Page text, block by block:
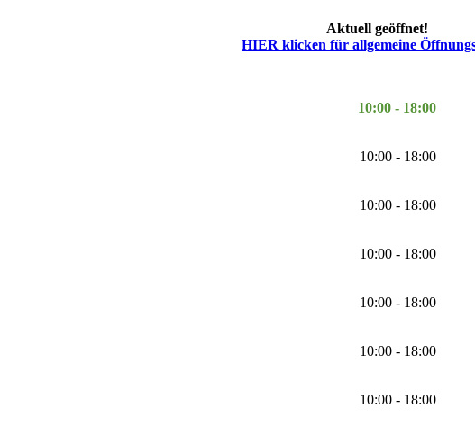
Aktuell geöffnet!
HIER klicken für allgemeine
10:00 - 18:00
10:00 - 18:00
10:00 - 18:00
10:00 - 18:00
10:00 - 18:00
10:00 - 18:00
10:00 - 18:00